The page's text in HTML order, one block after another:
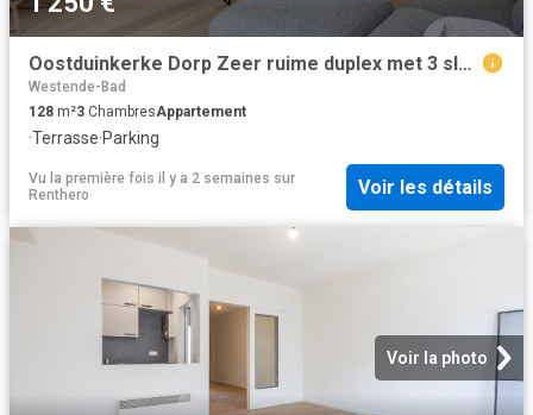
Oostduinkerke Dorp Zeer ruime duplex met 3 slaapkamers
Westende-Bad
128 m²3 ChambresAppartement
·Terrasse·Parking
Vu la première fois il y a 2 semaines sur
Renthero
Voir les détails
Voir la photo